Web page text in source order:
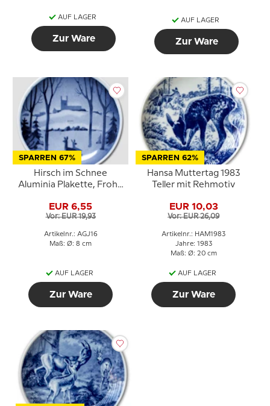
AUF LAGER
Zur Ware
AUF LAGER
Zur Ware
SPARREN 67%
Hirsch im Schnee
Aluminia Plakette, Frohe
EUR 6,55
Vor: EUR 19,93
Artikelnr.: AGJ16
Maß: Ø: 8 cm
AUF LAGER
Zur Ware
SPARREN 62%
Hansa Muttertag 1983
Teller mit Rehmotiv
EUR 10,03
Vor: EUR 26,09
Artikelnr.: HAM1983
Jahre: 1983
Maß: Ø: 20 cm
AUF LAGER
Zur Ware